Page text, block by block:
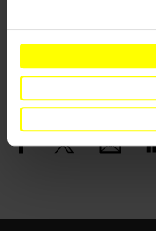
Teile diesen Beitrag